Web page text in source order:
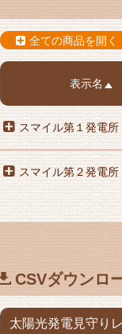
全ての商品を開く
表示名
スマイル第１発電所
スマイル第２発電所
CSVダウンロ
太陽光発電見守り